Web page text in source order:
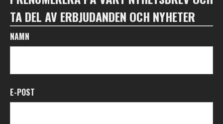
TA DEL AV ERBJUDANDEN OCH NYHETER
NAMN
E-POST